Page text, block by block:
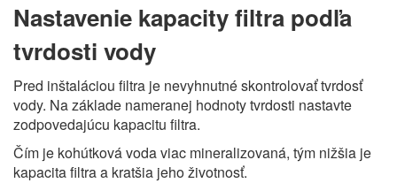
Nastavenie kapacity filtra podľa
tvrdosti vody
Pred inštaláciou filtra je nevyhnutné skontrolovať tvrdosť
vody. Na základe nameranej hodnoty tvrdosti nastavte
zodpovedajúcu kapacitu filtra.
Čím je kohútková voda viac mineralizovaná, tým nižšia je
kapacita filtra a kratšia jeho životnosť.